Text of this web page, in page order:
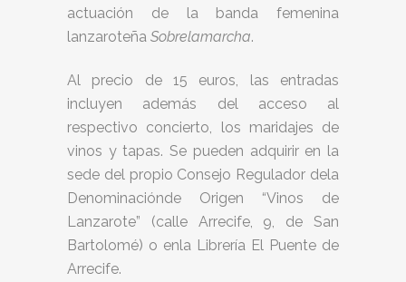
actuación de la banda femenina
lanzaroteña Sobrelamarcha.
Al precio de 15 euros, las entradas
incluyen además del acceso al
respectivo concierto, los maridajes de
vinos y tapas. Se pueden adquirir en la
sede del propio Consejo Regulador dela
Denominaciónde Origen “Vinos de
Lanzarote” (calle Arrecife, 9, de San
Bartolomé) o enla Librería El Puente de
Arrecife.